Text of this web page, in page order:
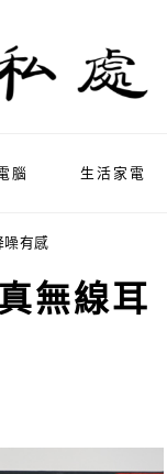
腦 生活家電
有感
無線耳